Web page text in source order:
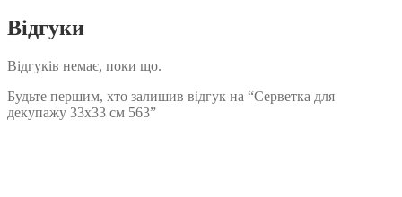
Відгуки
Відгуків немає, поки що.
Будьте першим, хто залишив відгук на “Серветка для
декупажу 33х33 см 563”